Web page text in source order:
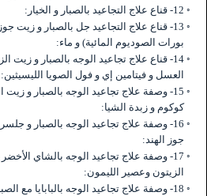
12- قناع علاج التجاعيد بالصبار و الخيار:
13- قناع علاج التجاعيد جل بالصبار و زيت
بورات الصوديوم المائية) و ماء:
14- قناع علاج تجاعيد الوجه بالصبار و زيت
العسل و فيتامين إي و فول الصويا الليسيثين:
15- وصفة علاج تجاعيد الوجه بالصبار و زيت
كوكوم و زبدة الشيا:
16- وصفة علاج تجاعيد الوجه بالصبار و
جوز الهند:
17- وصفة علاج تجاعيد الوجه بالشاي
الزيتون وعصير الليمون:
18- وصفة علاج تجاعيد الوجه بالبابايا مع الصبار :